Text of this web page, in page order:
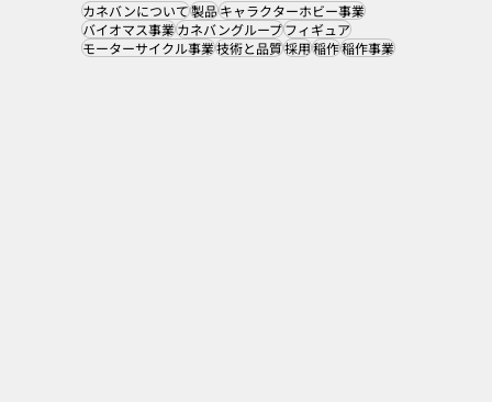
カネバンについて製品キャラクターホビー事業
バイオマス事業カネバングループフィギュア
モーターサイクル事業技術と品質採用稲作稲作事業